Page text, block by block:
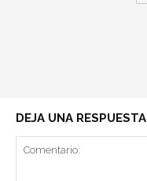
DEJA UNA RESPUESTA